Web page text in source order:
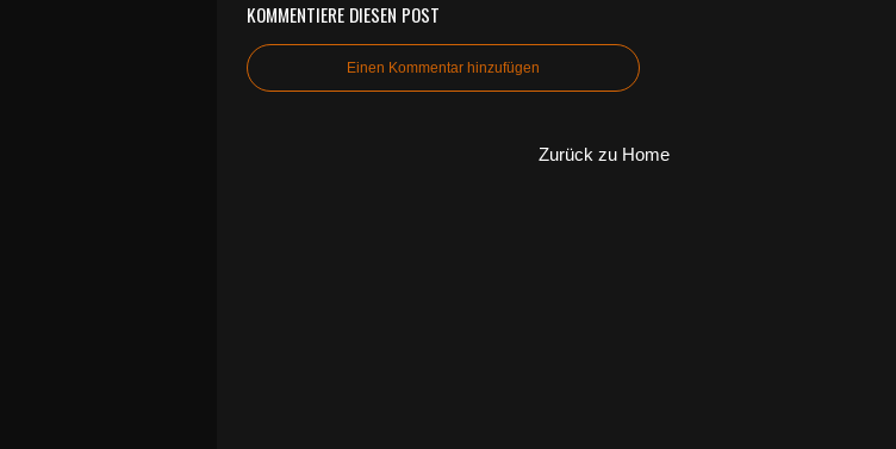
KOMMENTIERE DIESEN POST
Einen Kommentar hinzufügen
Zurück zu Home